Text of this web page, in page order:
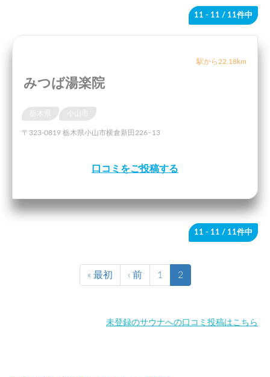
11 - 11 / 11件中
駅から22.18km
みつば湯楽院
〒323-0819 栃木県小山市横倉新田226−13
口コミをご投稿する
11 - 11 / 11件中
« 最初 ‹ 前 1 2
未登録のサウナへの口コミ投稿はこちら